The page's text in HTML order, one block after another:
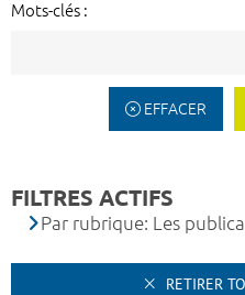
Mots-clés :
EFFACER
FILTRES ACTIFS
Par rubrique: Les
RETIRER